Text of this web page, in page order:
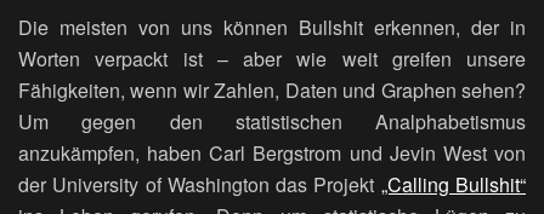
Die meisten von uns können Bull­­shit erkennen, der in
Worten verpackt ist – aber wie weit greifen unsere
Fähigkeiten, wenn wir Zahlen, Daten und Graphen sehen?
Um gegen den statistischen Analphabetismus
anzukämpfen, haben Carl Bergstrom und Jevin West von
der University of Washington das Projekt „Calling Bullshit“